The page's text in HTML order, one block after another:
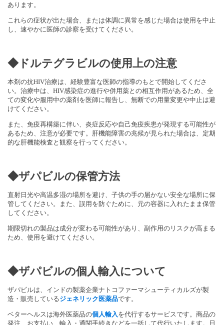
あります。
これらの症状が出た場合、または体調に異常を感じた場合は使用を中止
し、速やかに医師の診察を受けてください。
◆ドルテグラビルの使用上の注意
本剤の抗HIV治療は、経験豊富な医師の指導のもとで開始してくださ
い。治療中は、HIV感染症の進行や併用薬との相互作用があるため、全
ての変化や服用中の薬剤を医師に報告し、無断での用量変更や中止は避
けてください。
また、免疫再構築に伴い、炎症反応や自己免疫疾患が発現する可能性が
あるため、注意が必要です。肝機能障害の兆候が見られた場合は、定期
的な肝機能検査と観察を行ってください。
◆ザパビルの保管方法
直射日光や高温多湿の場所を避け、子供の手の届かない安全な場所に保
管してください。また、誤用を防ぐために、元の容器に入れたまま保管
してください。
期限切れの製品は成分が変わる可能性があり、副作用のリスクが高まる
ため、使用を避けてください。
◆ザパビルの個人輸入について
ザパビルは、インドの製薬企業ナトコファーマシューティカルズが製
造・ 販売しているジェネリック医薬品です。
ベターヘルスは海外医薬品の個人輸入 を代行するサービスです。 商品の
発注、お支払い、輸入・ 通関手続きなどを一括して代行いたします。 日